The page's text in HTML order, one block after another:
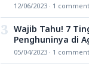
12/06/2023 · 1
3 Wajib Tahu! 7
Penghuninya di
05/04/2023 · 1